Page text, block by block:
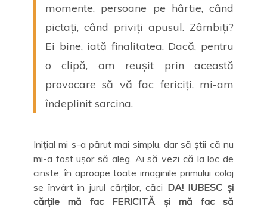
momente, persoane pe hârtie, când
pictați, când priviți apusul. Zâmbiți?
Ei bine, iată finalitatea. Dacă, pentru
o clipă, am reușit prin această
provocare să vă fac fericiți, mi-am
îndeplinit sarcina.
Inițial mi s-a părut mai simplu, dar să știi că nu
mi-a fost ușor să aleg. Ai să vezi că la loc de
cinste, în aproape toate imaginile primului colaj
se învârt în jurul cărților, căci DA! IUBESC și
cărțile mă fac FERICITĂ și mă fac să